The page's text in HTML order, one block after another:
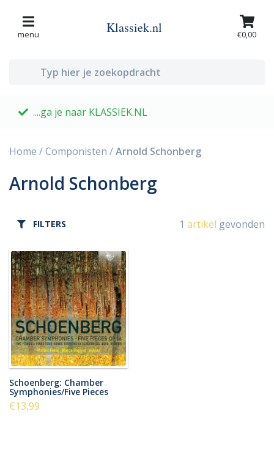
menu Klassiek.nl €0,00
....ga je naar KLASSIEK.NL
Home /Componisten /Arnold Schonberg
Arnold Schonberg
FILTERS 1 artikel gevonden
Schoenberg: Chamber
Symphonies/Five Pieces
€13,99